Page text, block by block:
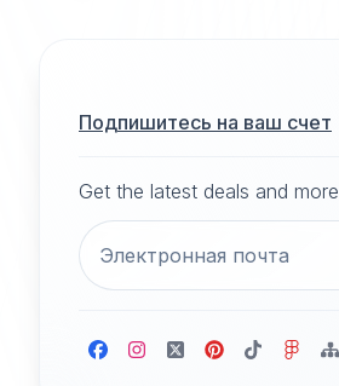
Подпишитесь на ваш счет
Get the latest deals and